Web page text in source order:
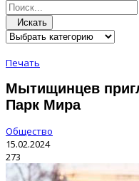
Искать
Печать
Мытищинцев
Парк Мира
Общество
15.02.2024
273